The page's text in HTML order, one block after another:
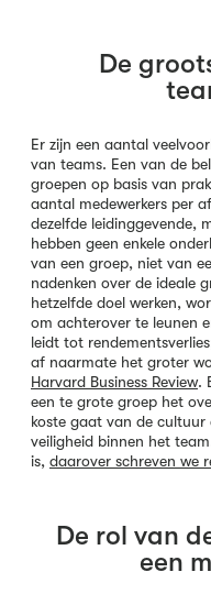
De
Er zijn een aantal
van teams. Een van de
groepen op basis van
aantal medewerkers per
dezelfde leidinggevende,
hebben geen enkele
van een groep, niet van
nadenken over de ideale
hetzelfde doel werken,
om achterover te leunen
leidt tot
af naarmate het groter
Harvard Business Review.
een te grote groep het
koste gaat van de cultuur
veiligheid binnen het
is, daarover schreven we
De rol van
een